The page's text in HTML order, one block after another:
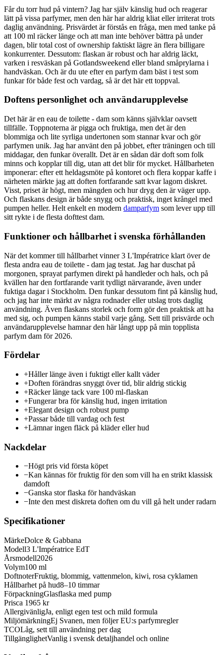
Får du torr hud på vintern? Jag har själv känslig hud och reagerar
lätt på vissa parfymer, men den här har aldrig kliat eller irriterat trots
daglig användning. Prisvärdet är förstås en fråga, men med tanke på
att 100 ml räcker länge och att man inte behöver bättra på under
dagen, blir total cost of ownership faktiskt lägre än flera billigare
konkurrenter. Dessutom: flaskan är robust och har aldrig läckt,
varken i resväskan på Gotlandsweekend eller bland småprylarna i
handväskan. Och är du ute efter en parfym dam bäst i test som
funkar för både fest och vardag, så är det här ett toppval.
Doftens personlighet och användarupplevelse
Det här är en eau de toilette - dam som känns självklar oavsett
tillfälle. Toppnoterna är pigga och fruktiga, men det är den
blommiga och lite syrliga undertonen som stannar kvar och gör
parfymen unik. Jag har använt den på jobbet, efter träningen och till
middagar, den funkar överallt. Det är en sådan där doft som folk
minns och kopplar till dig, utan att det blir för mycket. Hållbarheten
imponerar: efter ett heldagsmöte på kontoret och flera koppar kaffe i
närheten märkte jag att doften fortfarande satt kvar lagom diskret.
Visst, priset är högt, men mängden och hur dryg den är väger upp.
Och flaskans design är både snygg och praktisk, inget krångel med
pumpen heller. Helt enkelt en modern damparfym som lever upp till
sitt rykte i de flesta dofttest dam.
Funktioner och hållbarhet i svenska förhållanden
När det kommer till hållbarhet vinner 3 L'Impératrice klart över de
flesta andra eau de toilette - dam jag testat. Jag har duschat på
morgonen, sprayat parfymen direkt på handleder och hals, och på
kvällen har den fortfarande varit tydligt närvarande, även under
fuktiga dagar i Stockholm. Den funkar dessutom fint på känslig hud,
och jag har inte märkt av några rodnader eller utslag trots daglig
användning. Även flaskans storlek och form gör den praktisk att ha
med sig, och pumpen känns stabil varje gång. Sett till prisvärde och
användarupplevelse hamnar den här långt upp på min topplista
parfym dam för 2026.
Fördelar
+Håller länge även i fuktigt eller kallt väder
+Doften förändras snyggt över tid, blir aldrig stickig
+Räcker länge tack vare 100 ml-flaskan
+Fungerar bra för känslig hud, ingen irritation
+Elegant design och robust pump
+Passar både till vardag och fest
+Lämnar ingen fläck på kläder eller hud
Nackdelar
−Högt pris vid första köpet
−Kan kännas för fruktig för den som vill ha en strikt klassisk
damdoft
−Ganska stor flaska för handväskan
−Inte den mest diskreta doften om du vill gå helt under radarn
Specifikationer
MärkeDolce & Gabbana
Modell3 L'Impératrice EdT
Årsmodell2026
Volym100 ml
DoftnoterFruktig, blommig, vattenmelon, kiwi, rosa cyklamen
Hållbarhet på hud8–10 timmar
FörpackningGlasflaska med pump
Prisca 1965 kr
AllergivänligJa, enligt egen test och mild formula
MiljömärkningEj Svanen, men följer EU:s parfymregler
TCOLåg, sett till användning per dag
TillgänglighetVanlig i svensk detaljhandel och online